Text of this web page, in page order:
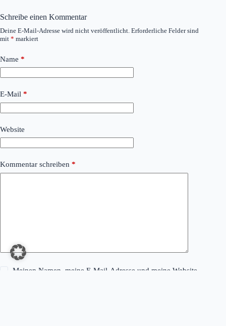
Schreibe einen Kommentar
Deine E-Mail-Adresse wird nicht veröffentlicht. Erforderliche Felder sind
mit * markiert
Name *
E-Mail *
Website
Kommentar schreiben *
Meinen Namen, meine E-Mail-Adresse und meine Website